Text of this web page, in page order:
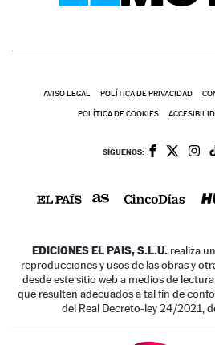
AVISO LEGAL POLÍTICA DE PRIVACIDAD
POLÍTICA DE COOKIES
SÍGUENOS:
EDICIONES EL PAIS, S.L.U. realiza
reproducciones y usos de las obras y
desde este sitio web a medios de
que resulten adecuados a tal fin de
del Real Decreto-ley 24/2021,